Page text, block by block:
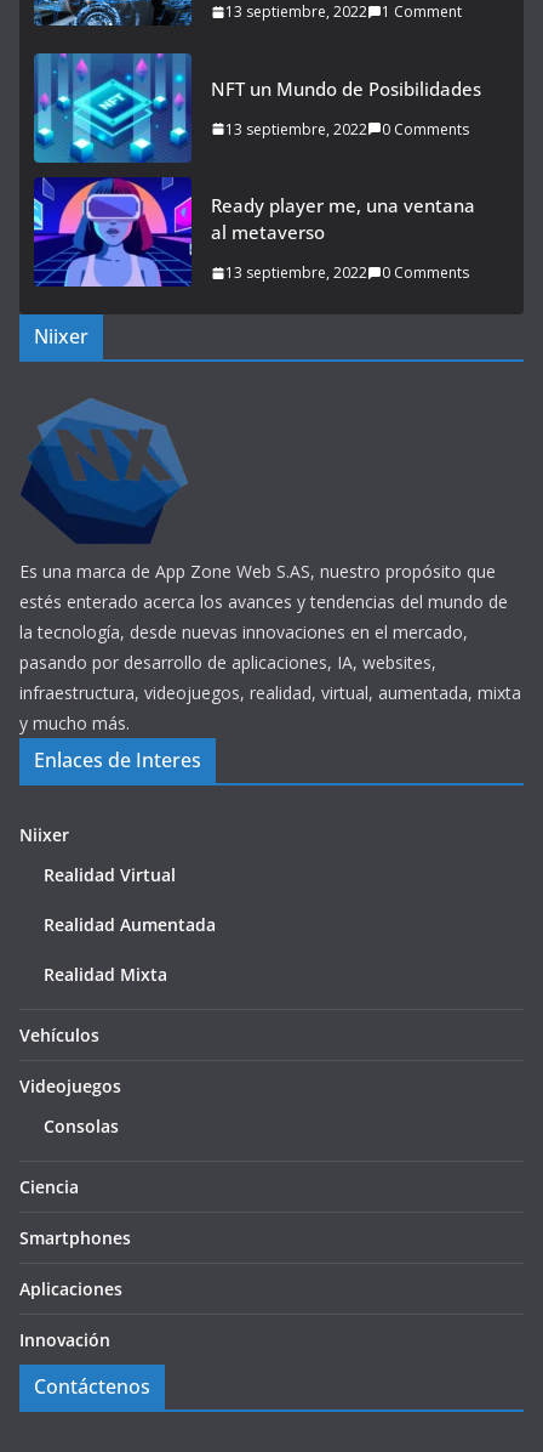
13 septiembre, 2022 1 Comment
NFT un Mundo de Posibilidades
13 septiembre, 2022 0 Comments
Ready player me, una ventana
al metaverso
13 septiembre, 2022 0 Comments
Niixer
Es una marca de App Zone Web S.AS, nuestro propósito que
estés enterado acerca los avances y tendencias del mundo de
la tecnología, desde nuevas innovaciones en el mercado,
pasando por desarrollo de aplicaciones, IA, websites,
infraestructura, videojuegos, realidad, virtual, aumentada, mixta
y mucho más.
Enlaces de Interes
Niixer
Realidad Virtual
Realidad Aumentada
Realidad Mixta
Vehículos
Videojuegos
Consolas
Ciencia
Smartphones
Aplicaciones
Innovación
Contáctenos